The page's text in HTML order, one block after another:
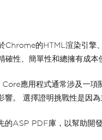
Chrome的HTML渲染引擎
性、簡單性和總擁有成本
應用程式通常涉及一
響。 選擇證明挑戰性是因
的ASP PDF庫，以幫助開